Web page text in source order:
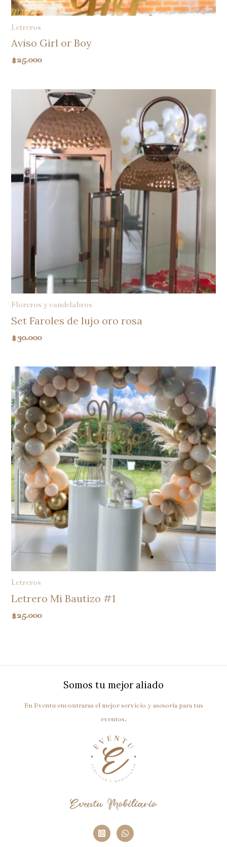
Letreros
Aviso Girl or Boy
$25.000
Floreros y candelabros
Set Faroles de lujo oro rosa
$30.000
Letreros
Letrero Mi Bautizo #1
$25.000
Somos tu mejor aliado
En Eventu encontraras el mejor servicio y asesoría para tus
eventos.
Eventu Mobiliario